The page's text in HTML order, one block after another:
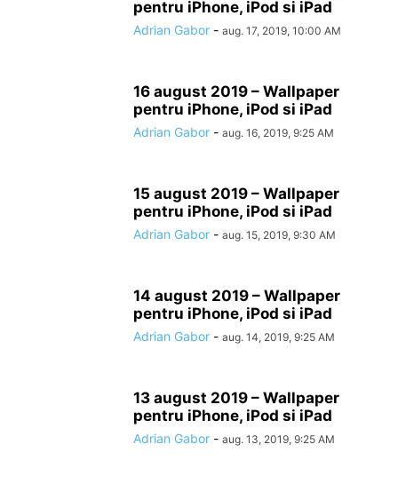
pentru iPhone, iPod si iPad
Adrian Gabor - aug. 17, 2019, 10:00 AM
16 august 2019 – Wallpaper
pentru iPhone, iPod si iPad
Adrian Gabor - aug. 16, 2019, 9:25 AM
15 august 2019 – Wallpaper
pentru iPhone, iPod si iPad
Adrian Gabor - aug. 15, 2019, 9:30 AM
14 august 2019 – Wallpaper
pentru iPhone, iPod si iPad
Adrian Gabor - aug. 14, 2019, 9:25 AM
13 august 2019 – Wallpaper
pentru iPhone, iPod si iPad
Adrian Gabor - aug. 13, 2019, 9:25 AM